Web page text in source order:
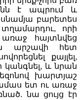
է ապրում և
բարետես
որի
հայտնվեց
արշավի հետ
քայլել,
կանգնել, և նրան
խարտյաշ
ետ ու առաջ
նա ցույց էր